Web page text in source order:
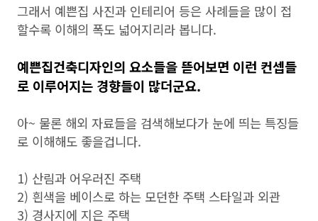
그래서 예쁜집 사진과 인테리어 등은 사례들을 많이 접
할수록 이해의 폭도 넓어지리라 봅니다.
예쁜집건축디자인의 요소들을 뜯어보면 이런 컨셉들
로 이루어지는 경향들이 많더군요.
아~ 물론 해외 자료들을 검색해보다가 눈에 띄는 특징들
로 이해해도 좋을겁니다.
1) 산림과 어우러진 주택
2) 흰색을 베이스로 하는 모던한 주택 스타일과 외관
3) 경사지에 지은 주택